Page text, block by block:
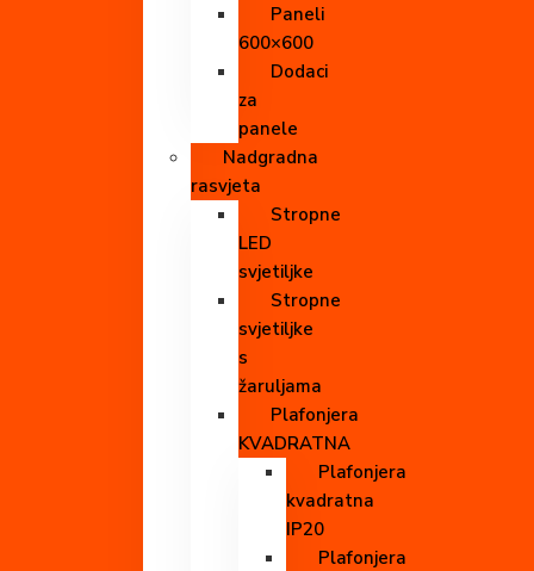
Paneli
600×600
Dodaci
za
panele
Nadgradna
rasvjeta
Stropne
LED
svjetiljke
Stropne
svjetiljke
s
žaruljama
Plafonjera
KVADRATNA
Plafonjera
kvadratna
IP20
Plafonjera